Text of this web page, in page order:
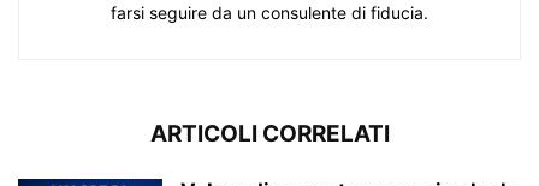
farsi seguire da un consulente di fiducia.
ARTICOLI CORRELATI